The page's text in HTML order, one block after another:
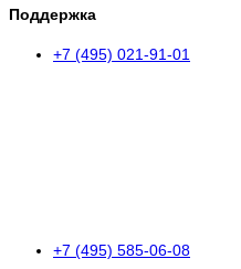
Поддержка
+7 (495) 021-91-01
+7 (495) 585-06-08